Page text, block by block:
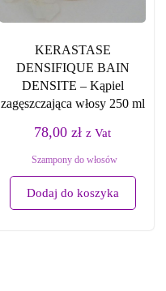
KERASTASE
DENSIFIQUE BAIN
DENSITE – Kąpiel
zagęszczająca włosy 250 ml
78,00zł z Vat
Szampony do włosów
Dodaj do koszyka